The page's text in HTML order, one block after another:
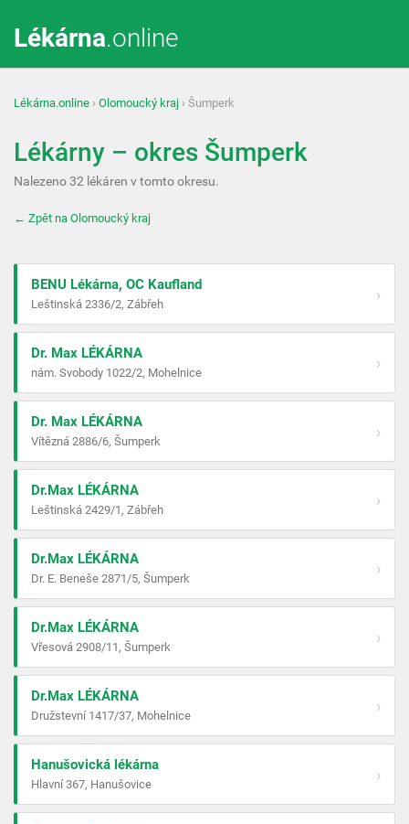
Lékárna.online
Lékárna.online › Olomoucký kraj › Šumperk
Lékárny – okres Šumperk
Nalezeno 32 lékáren v tomto okresu.
← Zpět na Olomoucký kraj
BENU Lékárna, OC Kaufland
Leštinská 2336/2, Zábřeh
›
Dr. Max LÉKÁRNA
nám. Svobody 1022/2, Mohelnice
›
Dr. Max LÉKÁRNA
Vítězná 2886/6, Šumperk
›
Dr.Max LÉKÁRNA
Leštinská 2429/1, Zábřeh
›
Dr.Max LÉKÁRNA
Dr. E. Beneše 2871/5, Šumperk
›
Dr.Max LÉKÁRNA
Vřesová 2908/11, Šumperk
›
Dr.Max LÉKÁRNA
Družstevní 1417/37, Mohelnice
›
Hanušovická lékárna
Hlavní 367, Hanušovice
›